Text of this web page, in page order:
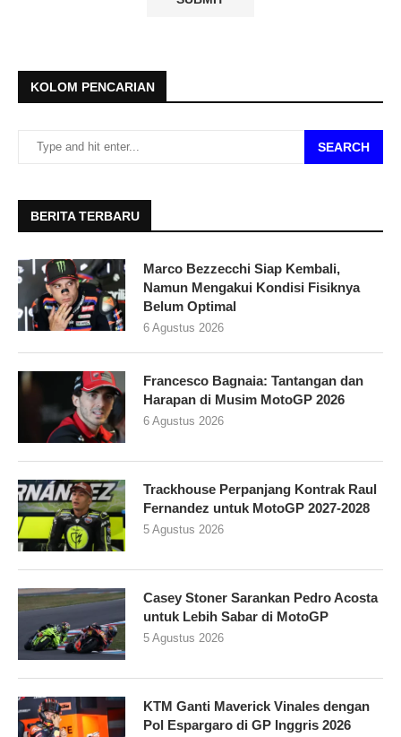
KOLOM PENCARIAN
SEARCH
BERITA TERBARU
Marco Bezzecchi Siap Kembali,
Namun Mengakui Kondisi Fisiknya
Belum Optimal
6 Agustus 2026
Francesco Bagnaia: Tantangan dan
Harapan di Musim MotoGP 2026
6 Agustus 2026
Trackhouse Perpanjang Kontrak Raul
Fernandez untuk MotoGP 2027-2028
5 Agustus 2026
Casey Stoner Sarankan Pedro Acosta
untuk Lebih Sabar di MotoGP
5 Agustus 2026
KTM Ganti Maverick Vinales dengan
Pol Espargaro di GP Inggris 2026